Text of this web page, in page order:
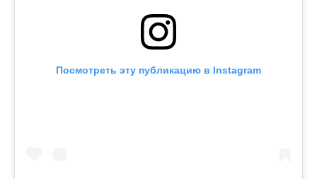
Посмотреть эту публикацию в Instagram